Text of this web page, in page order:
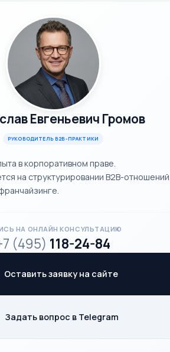
Евгеньевич Громов
РУКОВОДИТЕЛЬ B2B-ПРАКТИКИ
в корпоративном праве.
на структурировании B2B-
НА ОНЛАЙН КОНСУЛЬТАЦИЮ
(495) 118-24-84
Оставить заявку на сайте
Задать вопрос в Telegram